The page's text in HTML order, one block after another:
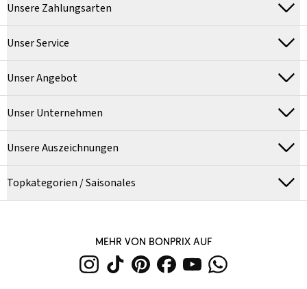
Unsere Zahlungsarten
Unser Service
Unser Angebot
Unser Unternehmen
Unsere Auszeichnungen
Topkategorien / Saisonales
MEHR VON BONPRIX AUF